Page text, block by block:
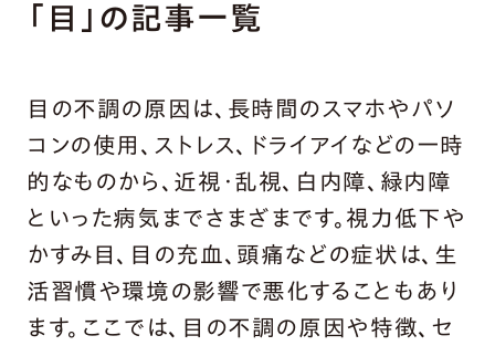
「目」の記事一覧
目の不調の原因は、長時間のスマホやパソ
コンの使用、ストレス、ドライアイなどの一時
的なものから、近視・乱視、白内障、緑内障
といった病気までさまざまです。視力低下や
かすみ目、目の充血、頭痛などの症状は、生
活習慣や環境の影響で悪化することもあり
ます。ここでは、目の不調の原因や特徴、セ